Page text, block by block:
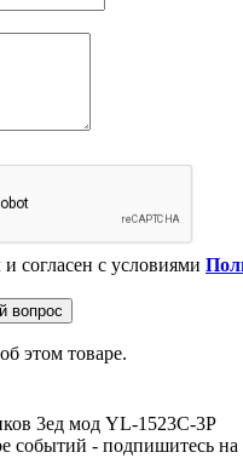
согласен с условиями
вопрос
этом товаре.
3ед мод YL-1523C-3P
событий - подпишитесь